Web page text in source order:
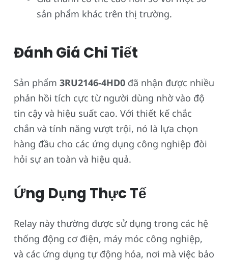
sản phẩm khác trên thị trường.
Đánh Giá Chi Tiết
Sản phẩm 3RU2146-4HD0 đã nhận được nhiều
phản hồi tích cực từ người dùng nhờ vào độ
tin cậy và hiệu suất cao. Với thiết kế chắc
chắn và tính năng vượt trội, nó là lựa chọn
hàng đầu cho các ứng dụng công nghiệp đòi
hỏi sự an toàn và hiệu quả.
Ứng Dụng Thực Tế
Relay này thường được sử dụng trong các hệ
thống động cơ điện, máy móc công nghiệp,
và các ứng dụng tự động hóa, nơi mà việc bảo